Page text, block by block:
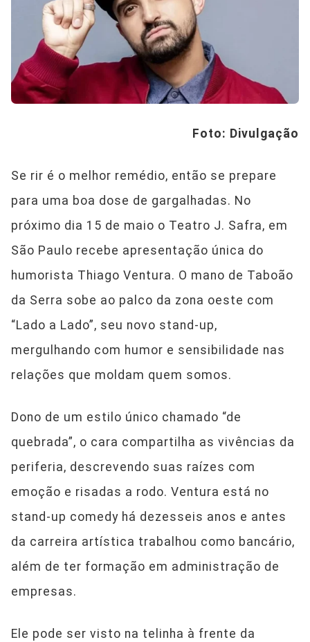
Foto: Divulgação
Se rir é o melhor remédio, então se prepare
para uma boa dose de gargalhadas. No
próximo dia 15 de maio o Teatro J. Safra, em
São Paulo recebe apresentação única do
humorista Thiago Ventura. O mano de Taboão
da Serra sobe ao palco da zona oeste com
“Lado a Lado”, seu novo stand-up,
mergulhando com humor e sensibilidade nas
relações que moldam quem somos.
Dono de um estilo único chamado “de
quebrada”, o cara compartilha as vivências da
periferia, descrevendo suas raízes com
emoção e risadas a rodo. Ventura está no
stand-up comedy há dezesseis anos e antes
da carreira artística trabalhou como bancário,
além de ter formação em administração de
empresas.
Ele pode ser visto na telinha à frente da